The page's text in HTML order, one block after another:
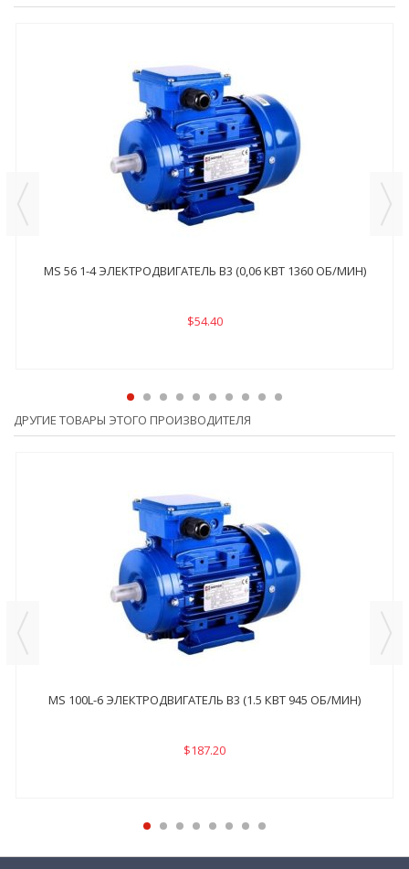
MS 56 1-4 ЭЛЕКТРОДВИГАТЕЛЬ B3 (0,06 КВТ 1360 ОБ/МИН)
$54.40
ДРУГИЕ ТОВАРЫ ЭТОГО ПРОИЗВОДИТЕЛЯ
MS 100L-6 ЭЛЕКТРОДВИГАТЕЛЬ B3 (1.5 КВТ 945 ОБ/МИН)
$187.20